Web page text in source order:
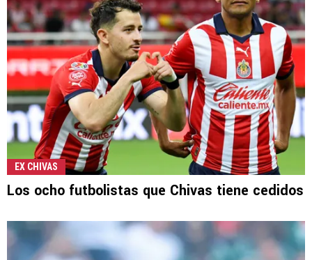
EX CHIVAS
Los ocho futbolistas que Chivas tiene cedidos